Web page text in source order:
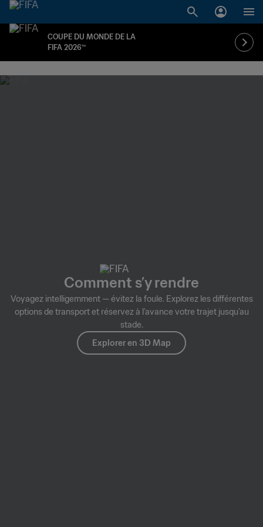
COUPE DU MONDE DE LA
FIFA 2026™
Comment s’y rendre
Voyagez intelligemment — évitez la foule. Explorez les différentes
options de transport et réservez à l’avance votre trajet jusqu’au
stade.
Explorer en 3D Map